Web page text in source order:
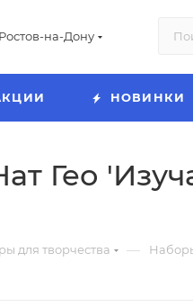
Ростов-на-Дону
НОВИНКИ
Гео
для творчества —